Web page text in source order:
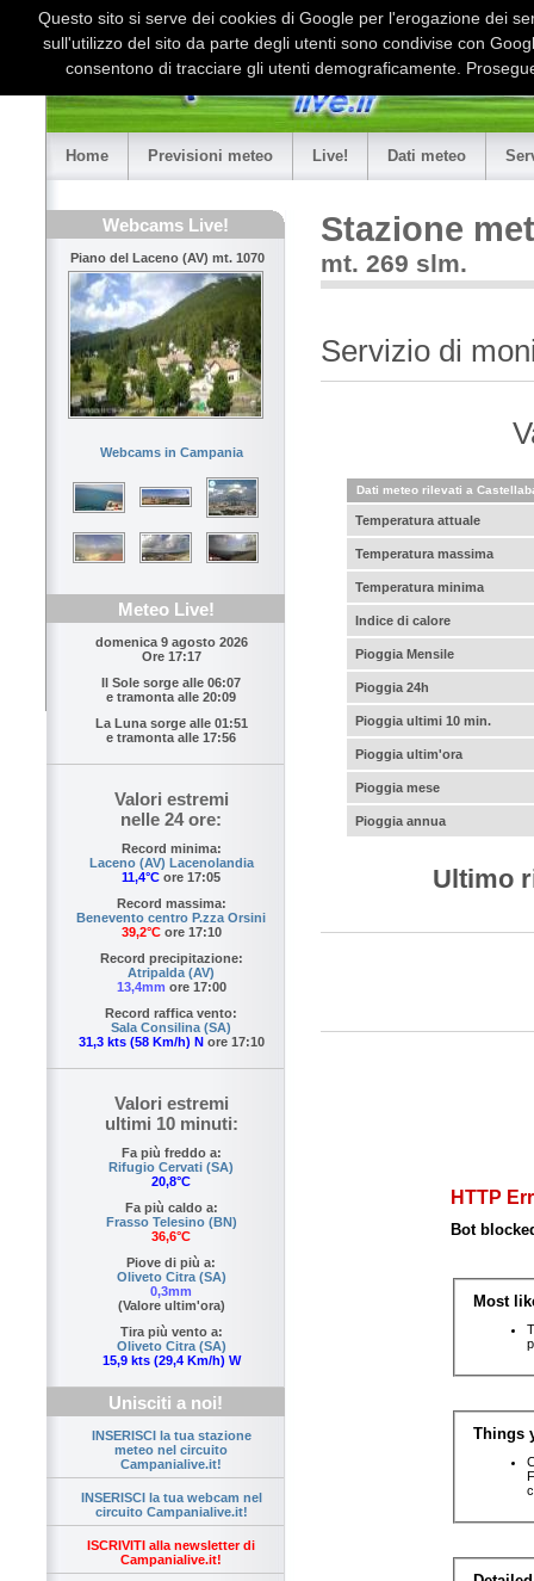
Home Previsioni meteo Live! Dati meteo
Webcams Live!
Piano del Laceno (AV) mt. 1070
Webcams in Campania
Meteo Live!
domenica 9 agosto 2026
Ore 17:17
Il Sole sorge alle 06:07
e tramonta alle 20:09
La Luna sorge alle 01:51
e tramonta alle 17:56
Valori estremi
nelle 24 ore:
Record minima:
Laceno (AV) Lacenolandia
11,4°C ore 17:05
Record massima:
Benevento centro P.zza Orsini
39,2°Core 17:10
Record precipitazione:
Atripalda (AV)
13,4mm ore 17:00
Record raffica vento:
Sala Consilina (SA)
31,3 kts (58 Km/h) N ore 17:10
Valori estremi
ultimi 10 minuti:
Fa più freddo a:
Rifugio Cervati (SA)
20,8°C
Fa più caldo a:
Frasso Telesino (BN)
36,6°C
Piove di più a:
Oliveto Citra (SA)
0,3mm
(Valore ultim'ora)
Tira più vento a:
Oliveto Citra (SA)
15,9 kts (29,4 Km/h) W
Unisciti a noi!
INSERISCI la tua stazione
meteo nel circuito
Campanialive.it!
INSERISCI la tua webcam nel
circuito Campanialive.it!
ISCRIVITI alla newsletter di
Campanialive.it!
Stazione
mt. 269 slm.
Servizio di
Dati meteo rilevati a
Temperatura attuale
Temperatura massima
Temperatura minima
Indice di calore
Pioggia Mensile
Pioggia 24h
Pioggia ultimi 10 min.
Pioggia ultim'ora
Pioggia mese
Pioggia annua
Ultimo
Questo sito si serve dei cookies di Google per l'erogazione dei
sull'utilizzo del sito da parte degli utenti sono condivise con
consentono di tracciare gli utenti demograficamente.